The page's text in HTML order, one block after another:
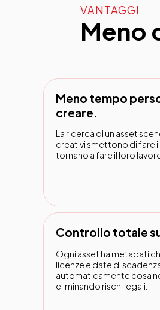
VANTAGGI
Meno
Meno tempo
creare.
La ricerca di un asset
creativi smettono di fare i
tornano a fare il loro
Controllo totale
Ogni asset ha metadati
licenze e date di
automaticamente cosa
eliminando rischi legali.